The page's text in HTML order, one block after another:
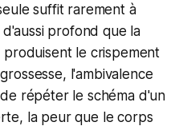
suffit rarement à
profond que la
produisent le crispement
l'ambivalence
répéter le schéma d'un
la peur que le corps